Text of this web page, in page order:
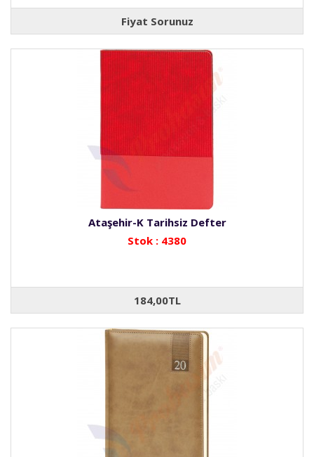
Fiyat Sorunuz
Ataşehir-K Tarihsiz Defter
Stok : 4380
184,00TL